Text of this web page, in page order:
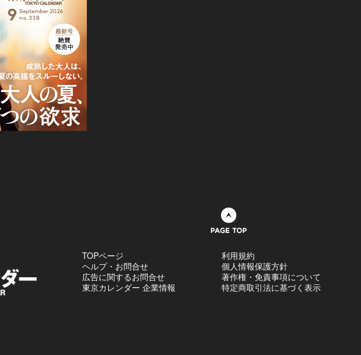
TOPページ
ヘルプ・お問合せ
広告に関するお問合せ
東京カレンダー 企業情報
利用規約
個人情報保護方針
著作権・免責事項について
特定商取引法に基づく表示